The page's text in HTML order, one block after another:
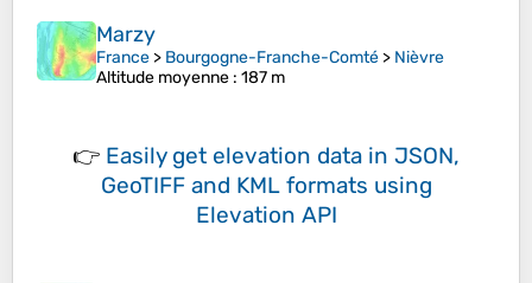
Marzy
France > Bourgogne-Franche-Comté > Nièvre
Altitude moyenne : 187 m
👉 Easily get elevation data in JSON,
GeoTIFF and KML formats using
Elevation API